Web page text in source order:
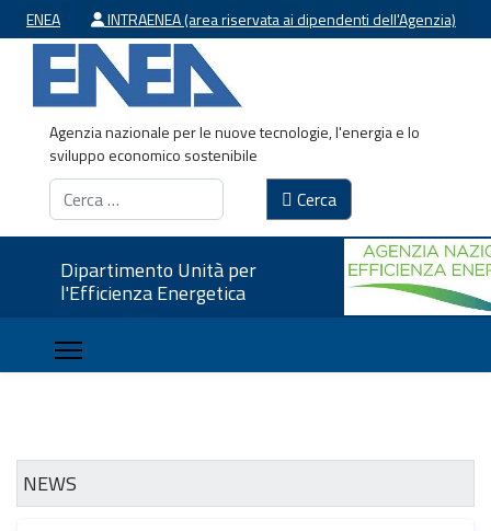
ENEA INTRAENEA (area riservata ai dipendenti dell'Agenzia)
Agenzia nazionale per le nuove tecnologie, l'energia e lo
sviluppo economico sostenibile
Cerca Cerca
Dipartimento Unità per
l'Efficienza Energetica
Energetica -
Sito
NEWS